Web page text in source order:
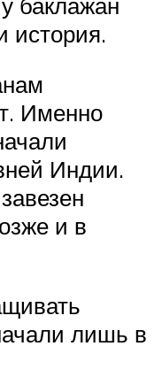
история.
Именно
Индии.
и в
лишь в